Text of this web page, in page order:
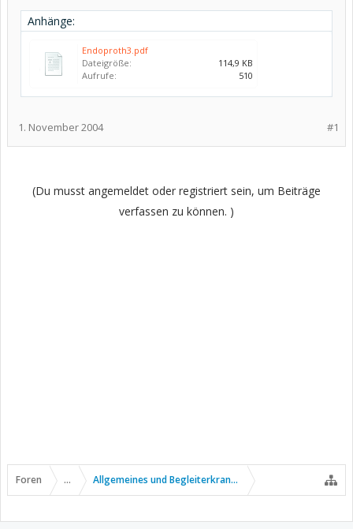
Anhänge:
Endoproth3.pdf
Dateigröße:
114,9 KB
Aufrufe:
510
#1
1. November 2004
(Du musst angemeldet oder registriert sein, um Beiträge
verfassen zu können. )
Foren ... Allgemeines und Begleiterkrankungen